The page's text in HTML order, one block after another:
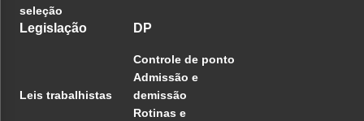
seleção
Legislação
Leis trabalhistas
DP
Controle de ponto
Admissão e
demissão
Rotinas e